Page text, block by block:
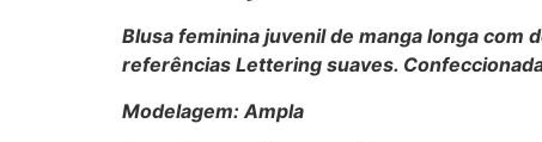
Blusa feminina juvenil de manga longa com
referências Lettering suaves.
Modelagem: Ampla